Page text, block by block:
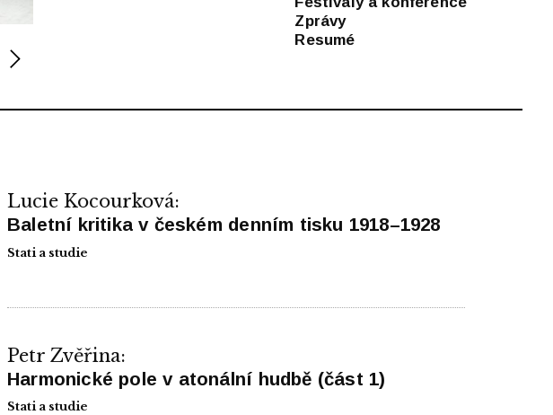
Zprávy
Resumé
Lucie Kocourková:
Baletní kritika v českém denním tisku 1918–1928
Stati a studie
Petr Zvěřina:
Harmonické pole v atonální hudbě (část 1)
Stati a studie